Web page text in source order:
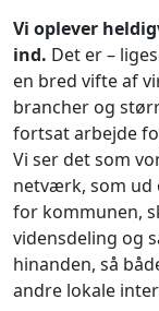
Vi oplever
ind. Det er –
en bred vifte af
brancher og
fortsat arbejde
Vi ser det som
netværk, som ud
for kommunen,
vidensdeling og
hinanden, så
andre lokale